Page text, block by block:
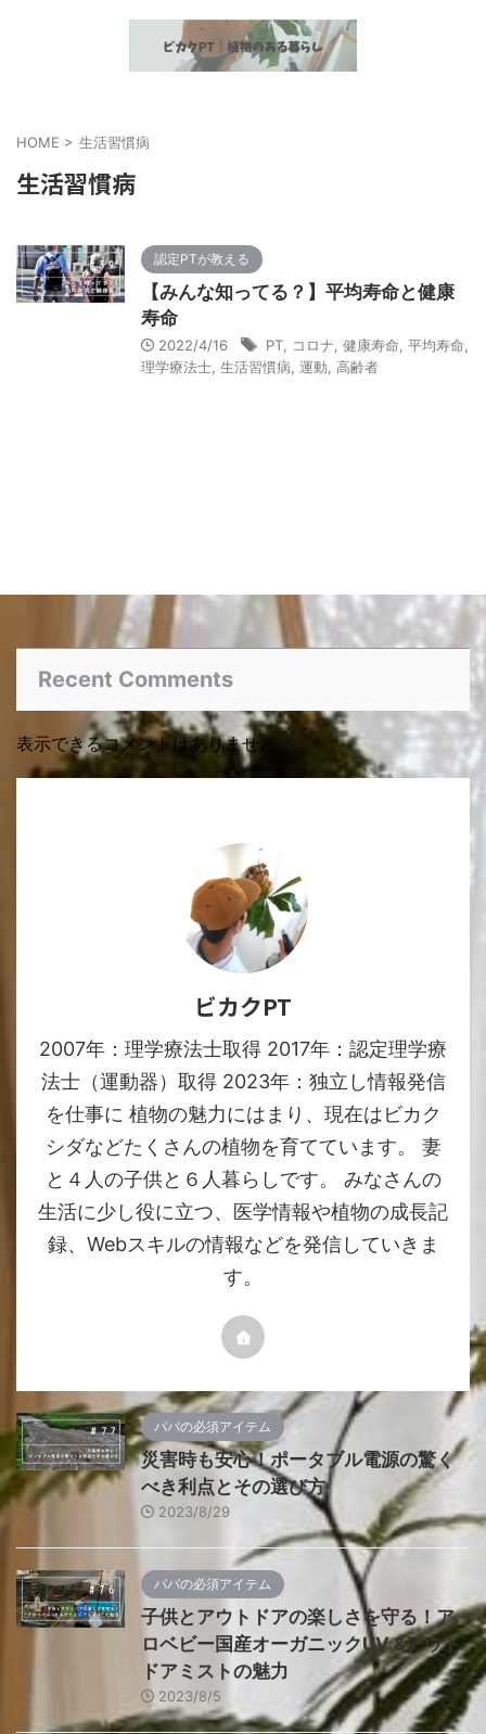
HOME > 生活習慣病
生活習慣病
認定PTが教える
【みんな知ってる？】平均寿命と健康
寿命
2022/4/16 PT コロナ 健康寿命 平均寿命
理学療法士 生活習慣病 運動 高齢者
Recent Comments
表示できるコメントはありません。
ビカクPT
2007年：理学療法士取得 2017年：認定理学療
法士（運動器）取得 2023年：独立し情報発信
を仕事に 植物の魅力にはまり、現在はビカク
シダなどたくさんの植物を育てています。 妻
と４人の子供と６人暮らしです。 みなさんの
生活に少し役に立つ、医学情報や植物の成長記
録、Webスキルの情報などを発信していきま
す。
パパの必須アイテム
災害時も安心！ポータブル電源の驚く
べき利点とその選び方
2023/8/29
パパの必須アイテム
子供とアウトドアの楽しさを守る！ア
ロベビー国産オーガニックUV &アウト
ドアミストの魅力
2023/8/5